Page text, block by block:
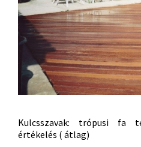
Kulcsszavak: trópusi fa
értékelés ( átlag)